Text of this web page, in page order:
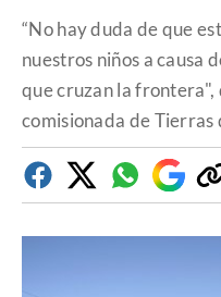
“No hay duda de que
nuestros niños a causa
que cruzan la frontera",
comisionada de Tierras
FacebookTwitterWhatsapp